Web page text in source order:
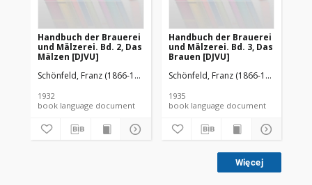
Handbuch der Brauerei
und Mälzerei. Bd. 2, Das
Mälzen [DJVU]
Schönfeld, Franz (1866-1940).
1932
book language document
Handbuch der Brauerei
und Mälzerei. Bd. 3, Das
Brauen [DJVU]
Schönfeld, Franz (1866-1940).
1935
book language document
Więcej